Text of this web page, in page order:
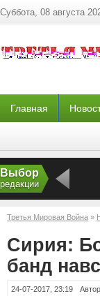
Суббота, 08 августа
Главная
Выбор
редакции
Третья Мировая Война »
Сирия:
банд
24-07-2017, 23:19